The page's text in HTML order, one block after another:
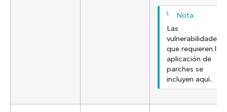
Las
vulnerabilidades
que requieren la
aplicación de
parches se
incluyen aquí.